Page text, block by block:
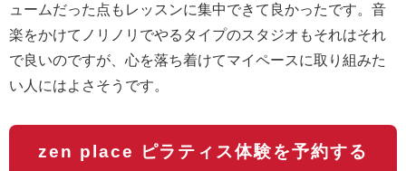
ュームだった点もレッスンに集中できて良かったです。音
楽をかけてノリノリでやるタイプのスタジオもそれはそれ
で良いのですが、心を落ち着けてマイペースに取り組みた
い人にはよさそうです。
zen place ピラティス体験を予約する